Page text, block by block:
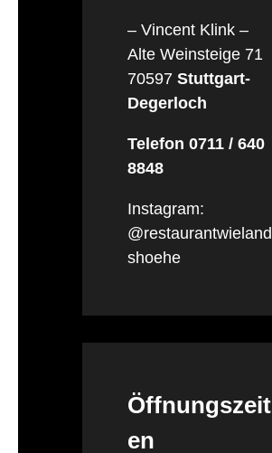
– Vincent Klink –
Alte Weinsteige 71
70597 Stuttgart-
Degerloch
Telefon 0711 / 640
8848
Instagram:
@restaurantwieland
shoehe
Öffnungszeit
en